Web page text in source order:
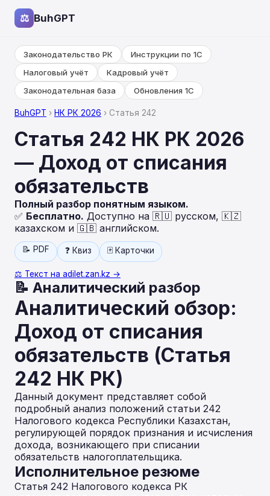
⚖ BuhGPT
Законодательство РК
Инструкции по 1С
Налоговый учёт
Кадровый учёт
Законодательная база
Обновления 1С
BuhGPT › НК РК 2026 › Статья 242
Статья 242 НК РК 2026
— Доход от списания
обязательств
Полный разбор понятным языком.
✅ Бесплатно. Доступно на 🇷🇺 русском, 🇰🇿
казахском и 🇬🇧 английском.
📝 PDF ❓ Квиз 🃏 Карточки
⚖️ Текст на adilet.zan.kz →
📝 Аналитический разбор
Аналитический обзор:
Доход от списания
обязательств (Статья
242 НК РК)
Данный документ представляет собой
подробный анализ положений статьи 242
Налогового кодекса Республики Казахстан,
регулирующей порядок признания и исчисления
дохода, возникающего при списании
обязательств налогоплательщика.
Исполнительное резюме
Статья 242 Налогового кодекса РК